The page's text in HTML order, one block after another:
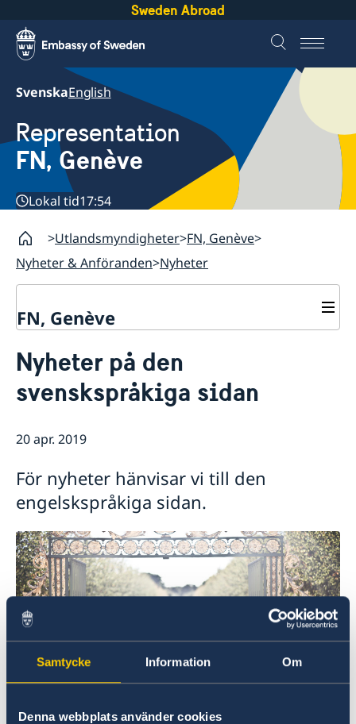
Samtycke Information Om
Denna webbplats använder cookies
Sweden Abroad
SvenskaEnglish
Representation
FN, Genève
Lokal tid17:54
Utlandsmyndigheter FN, Genève
Nyheter & Anföranden Nyheter
FN, Genève
Om oss
Personal
Dataskyddspolicy
Svenskar i FN & internationella jobb
Nyheter & Anföranden
Anföranden
Nyheter på den
svenskspråkiga sidan
20 apr. 2019
För nyheter hänvisar vi till den
engelskspråkiga sidan.